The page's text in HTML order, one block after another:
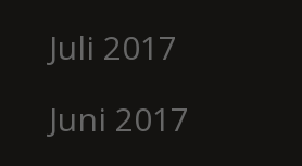
Juli 2017
Juni 2017